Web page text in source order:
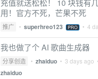
充值就送松松！ 10 块钱有
用！官方不死，芒果不死
推广 • superhreo123 PRO • 4
我也做了个 AI 歌曲生成器
分享创造 • zhaiduo • 3 days ago
zhaiduo